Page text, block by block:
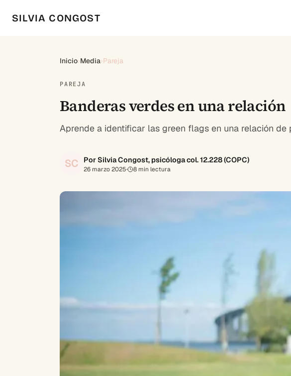
SILVIA CONGOST
Inicio›Media›Pareja
PAREJA
Banderas verdes en una relación
Aprende a identificar las green flags en una relación
SC Por Silvia Congost, psicóloga col. 12.228 (COPC)
26 marzo 2025· 8 min lectura